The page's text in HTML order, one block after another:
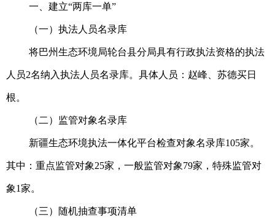
一、建立“两库一单”
（一）执法人员名录库
将巴州生态环境局轮台县分局具有行政执法资格的执法
人员2名纳入执法人员名录库。具体人员：赵峰、苏德买日
根。
（二）监管对象名录库
新疆生态环境执法一体化平台检查对象名录库105家。
其中：重点监管对象25家，一般监管对象79家，特殊监管对
象1家。
（三）随机抽查事项清单